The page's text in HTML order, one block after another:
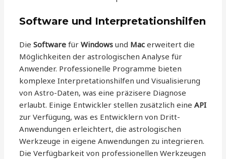
Software und Interpretationshilfen
DieSoftware fürWindows und Mac erweitert die
Möglichkeiten der astrologischen Analyse für
Anwender. Professionelle Programme bieten
komplexe Interpretationshilfen und Visualisierung
von Astro-Daten, was eine präzisere Diagnose
erlaubt. Einige Entwickler stellen zusätzlich eineAPI
zur Verfügung, was es Entwicklern von Dritt-
Anwendungen erleichtert, die astrologischen
Werkzeuge in eigene Anwendungen zu integrieren.
Die Verfügbarkeit von professionellen Werkzeugen